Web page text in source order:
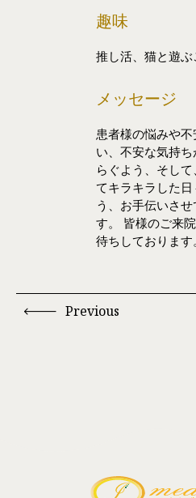
趣味
推し活、猫と遊ぶ
メッセージ
患者様の悩みや
い、不安な気持
らぐよう、そし
てキラキラした日
う、お手伝いさ
す。 皆様のご来
待ちしております。
Previous